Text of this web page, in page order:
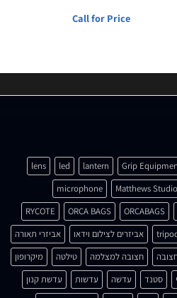
Call for Price
Grip
lantern
led
lens
Matthews
microphone
ORCABAGS
ORCA BAGS
RYCOTE
אביזרים לצילום וידאו
אביזרי תאורה
חצובה למצלמה טילטה
מיקרופון
סטנד עדשה עדשות
עדשת קנון